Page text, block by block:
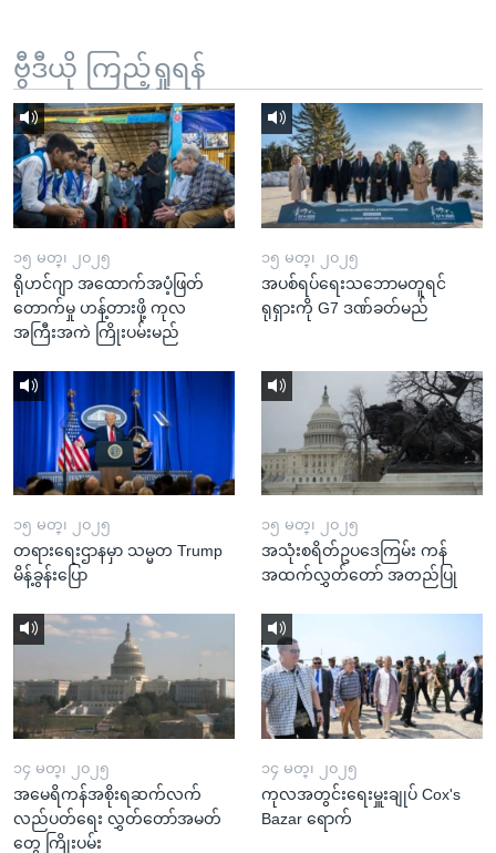
ဗွီဒီယို ကြည့်ရှုရန်
၁၅ မတ္၊ ၂၀၂၅
ရိုဟင်ဂျာ အထောက်အပံ့ဖြတ်
တောက်မှု ဟန့်တားဖို့ ကုလ
အကြီးအကဲ ကြိုးပမ်းမည်
၁၅ မတ္၊ ၂၀၂၅
အပစ်ရပ်ရေးသဘောမတူရင်
ရုရှားကို G7 ဒဏ်ခတ်မည်
၁၅ မတ္၊ ၂၀၂၅
တရားရေးဌာနမှာ သမ္မတ Trump
မိန့်ခွန်းပြော
၁၅ မတ္၊ ၂၀၂၅
အသုံးစရိတ်ဥပဒေကြမ်း ကန်
အထက်လွှတ်တော် အတည်ပြု
၁၄ မတ္၊ ၂၀၂၅
အမေရိကန်အစိုးရဆက်လက်
လည်ပတ်ရေး လွှတ်တော်အမတ်
တွေ ကြိုးပမ်း
၁၄ မတ္၊ ၂၀၂၅
ကုလအတွင်းရေးမှူးချုပ် Cox's
Bazar ရောက်